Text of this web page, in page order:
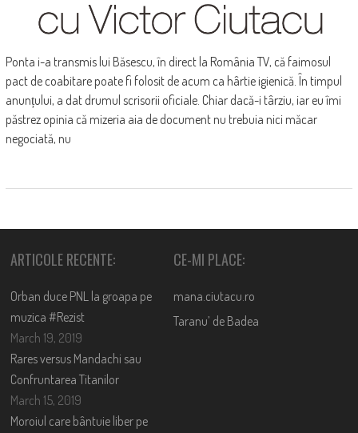
Ponta i-a transmis lui Băsescu, în direct la România TV, că faimosul
pact de coabitare poate fi folosit de acum ca hârtie igienică. În timpul
anunțului, a dat drumul scrisorii oficiale. Chiar dacă-i târziu, iar eu îmi
păstrez opinia că mizeria aia de document nu trebuia nici măcar
negociată, nu
ARTICOLE RECENTE:
Orban duce PNL la groapa pe
muzica #Rezist
March 19, 2019
Rares versus Mandachi sau
Confruntarea Titanilor
March 15, 2019
Moroiul care bântuie liber pe
CE-MI PLACE:
mana.ciutacu.ro
Taranu’ de Badea